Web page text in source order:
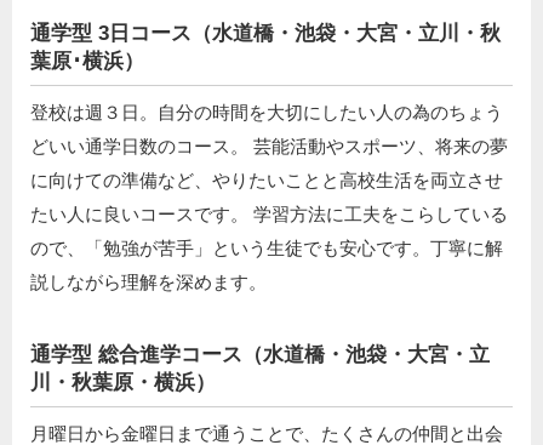
通学型 3日コース（水道橋・池袋・大宮・立川・秋
葉原･横浜）
登校は週３日。自分の時間を大切にしたい人の為のちょう
どいい通学日数のコース。 芸能活動やスポーツ、将来の夢
に向けての準備など、やりたいことと高校生活を両立させ
たい人に良いコースです。 学習方法に工夫をこらしている
ので、「勉強が苦手」という生徒でも安心です。丁寧に解
説しながら理解を深めます。
通学型 総合進学コース（水道橋・池袋・大宮・立
川・秋葉原・横浜）
月曜日から金曜日まで通うことで、たくさんの仲間と出会